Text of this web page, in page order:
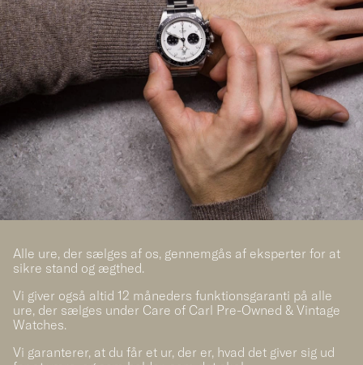
Alle ure, der sælges af os, gennemgås af eksperter for at
sikre stand og ægthed.
Vi giver også altid 12 måneders funktionsgaranti på alle
ure, der sælges under Care of Carl Pre-Owned & Vintage
Watches.
Vi garanterer, at du får et ur, der er, hvad det giver sig ud